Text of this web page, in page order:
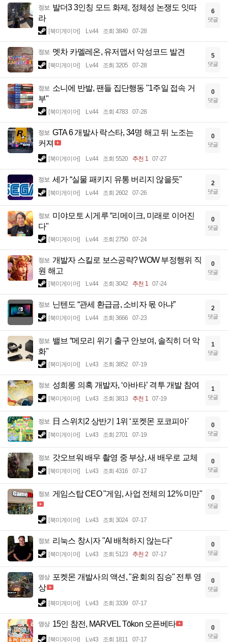
정보 발더3 3인칭 모드 화제, 정체성 논쟁도 잇따
라
[북미게이머] Lv.44 조회 3840 07-28
6
댓글
정보 멧차 카멜레온, 유저맵서 악성코드 발견
[북미게이머] Lv.44 조회 3205 07-28
5
댓글
정보 소니에 반발, 팬들 집단행동 "1주일 접속 거
부"
[북미게이머] Lv.44 조회 4783 07-28
0
댓글
정보 GTA 6 개발사 락스타, 34명 해고 뒤 노조는
커져
[북미게이머] Lv.44 조회 5520 추천 1 07-27
0
댓글
정보 세가 “실물 패키지 유통 버리지 않을듯"
[북미게이머] Lv.44 조회 2602 07-26
2
댓글
정보 미야모토 시게루 “리메이크, 미래로 이어진
다"
[북미게이머] Lv.44 조회 2750 07-24
0
댓글
정보 개발자 스킬로 보스공략? WOW 부정행위 직
원 해고
[북미게이머] Lv.44 조회 3042 추천 1 07-24
0
댓글
정보 닌텐도 “관세 환급금, 소비자 몫 아냐”
[북미게이머] Lv.44 조회 3666 07-23
2
댓글
정보 밸브 “메모리 위기 출구 안보여, 솔직히 더 악
화"
[북미게이머] Lv.43 조회 3852 07-19
1
댓글
정보 성희롱 의혹 개발자, ‘아바타’ 격투 개발 참여
[북미게이머] Lv.43 조회 3813 추천 1 07-19
1
댓글
정보 日 스위치2 상반기 1위 ‘포켓몬 포코피아'
[북미게이머] Lv.43 조회 2701 07-19
0
댓글
정보 갓오브워 배우 촬영 중 부상, 새 배우로 교체
[북미게이머] Lv.43 조회 4316 07-17
0
댓글
정보 게임스탑 CEO "게임, 사업 전체의 12% 미만"
[북미게이머] Lv.43 조회 3024 07-17
0
댓글
정보 리눅스 창시자 "AI 배척하지 않는다"
[북미게이머] Lv.43 조회 5123 추천 2 07-17
0
댓글
영상 포켓몬 개발사의 액션, "윤회의 짐승" 전투 영
상
[북미게이머] Lv.43 조회 3339 07-17
0
댓글
영상 15인 참전, MARVEL Tōkon 오픈베타
[북미게이머] Lv.43 조회 1811 07-17
0
댓글